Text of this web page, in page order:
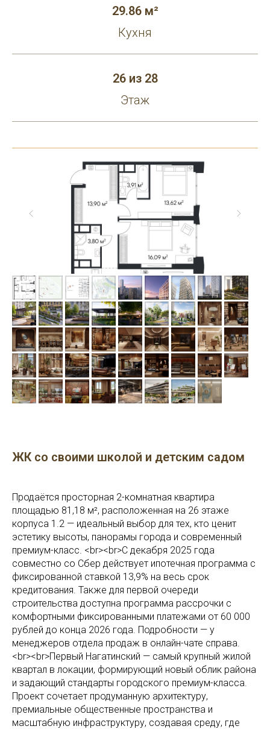
29.86 м²
Кухня
26 из 28
Этаж
ЖК со своими школой и детским садом
Продаётся просторная 2-комнатная квартира
площадью 81,18 м², расположенная на 26 этаже
корпуса 1.2 — идеальный выбор для тех, кто ценит
эстетику высоты, панорамы города и современный
премиум-класс. <br><br>С декабря 2025 года
совместно со Сбер действует ипотечная программа с
фиксированной ставкой 13,9% на весь срок
кредитования. Также для первой очереди
строительства доступна программа рассрочки с
комфортными фиксированными платежами от 60 000
рублей до конца 2026 года. Подробности — у
менеджеров отдела продаж в онлайн-чате справа.
<br><br>Первый Нагатинский — самый крупный жилой
квартал в локации, формирующий новый облик района
и задающий стандарты городского премиум-класса.
Проект сочетает продуманную архитектуру,
премиальные общественные пространства и
масштабную инфраструктуру, создавая среду, где